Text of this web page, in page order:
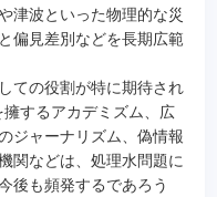
津波といった物理的な災
偏見差別などを長期広範
ての役割が特に期待され
するアカデミズム、広
ジャーナリズム、偽情報
関などは、処理水問題に
後も頻発するであろう